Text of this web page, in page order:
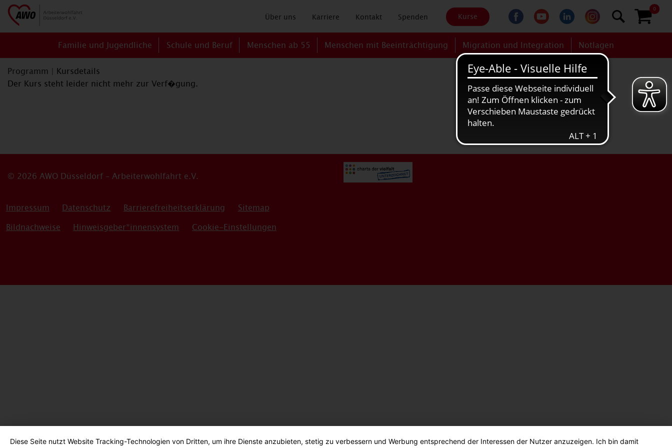
Über uns Karriere Kontakt Spenden Kurse
0
Familie und Jugendliche Schule und Beruf Menschen ab 55 Menschen mit Beeinträchtigung Migration und Integration Notlagen
Programm
Kursdetails
Der Kurs steht leider nicht mehr zur Verf�gung.
Impressum Datenschutz Barrierefreiheitserklärung
Sitemap
Bildnachweise
Hinweisgeber*innensystem Cookie-Einstellungen
© 2026 AWO Düsseldorf – Arbeiterwohlfahrt e.V.
Diese Seite nutzt Website Tracking-Technologien von Dritten, um ihre Dienste anzubieten, stetig zu verbessern und Werbung entsprechend der Interessen der Nutzer anzuzeigen. Ich bin damit